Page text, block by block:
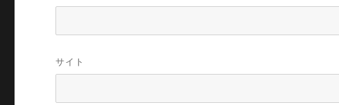
サイト